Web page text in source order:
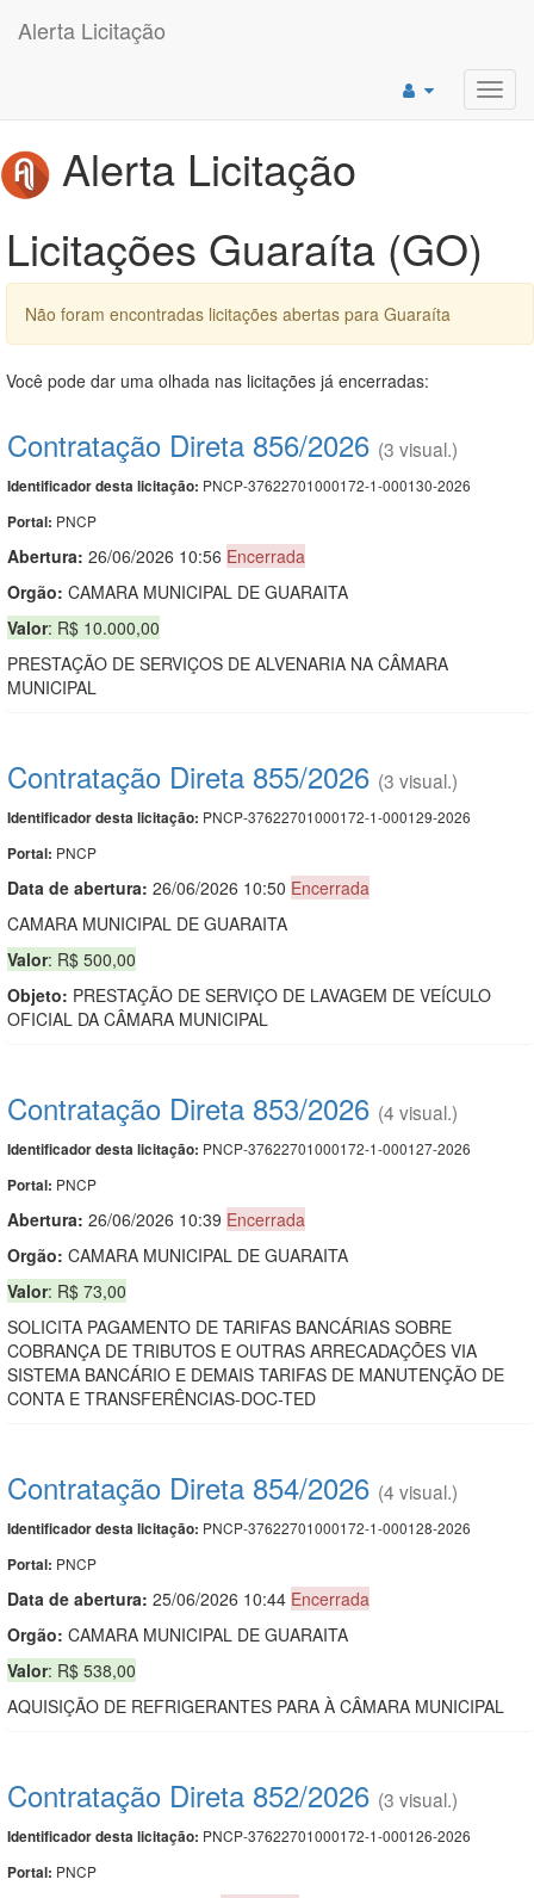
Alerta Licitação
Alerta Licitação
Licitações Guaraíta (GO)
Não foram encontradas licitações abertas para Guaraíta
Você pode dar uma olhada nas licitações já encerradas:
Contratação Direta 856/2026 (3 visual.)
Identificador desta licitação: PNCP-37622701000172-1-000130-2026
Portal: PNCP
Abertura: 26/06/2026 10:56 Encerrada
Orgão: CAMARA MUNICIPAL DE GUARAITA
Valor: R$ 10.000,00
PRESTAÇÃO DE SERVIÇOS DE ALVENARIA NA CÂMARA
MUNICIPAL
Contratação Direta 855/2026 (3 visual.)
Identificador desta licitação: PNCP-37622701000172-1-000129-2026
Portal: PNCP
Data de abertura: 26/06/2026 10:50 Encerrada
CAMARA MUNICIPAL DE GUARAITA
Valor: R$ 500,00
Objeto: PRESTAÇÃO DE SERVIÇO DE LAVAGEM DE VEÍCULO
OFICIAL DA CÂMARA MUNICIPAL
Contratação Direta 853/2026 (4 visual.)
Identificador desta licitação: PNCP-37622701000172-1-000127-2026
Portal: PNCP
Abertura: 26/06/2026 10:39 Encerrada
Orgão: CAMARA MUNICIPAL DE GUARAITA
Valor: R$ 73,00
SOLICITA PAGAMENTO DE TARIFAS BANCÁRIAS SOBRE
COBRANÇA DE TRIBUTOS E OUTRAS ARRECADAÇÕES VIA
SISTEMA BANCÁRIO E DEMAIS TARIFAS DE MANUTENÇÃO DE
CONTA E TRANSFERÊNCIAS-DOC-TED
Contratação Direta 854/2026 (4 visual.)
Identificador desta licitação: PNCP-37622701000172-1-000128-2026
Portal: PNCP
Data de abertura: 25/06/2026 10:44 Encerrada
Orgão: CAMARA MUNICIPAL DE GUARAITA
Valor: R$ 538,00
AQUISIÇÃO DE REFRIGERANTES PARA À CÂMARA MUNICIPAL
Contratação Direta 852/2026 (3 visual.)
Identificador desta licitação: PNCP-37622701000172-1-000126-2026
Portal: PNCP